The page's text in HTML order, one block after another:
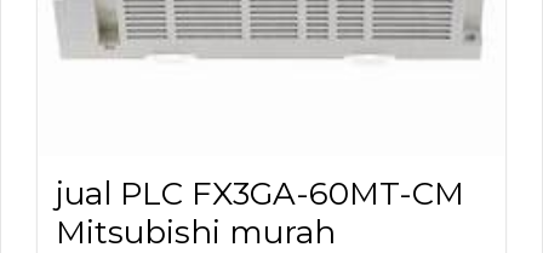
jual PLC FX3GA-60MT-CM
Mitsubishi murah